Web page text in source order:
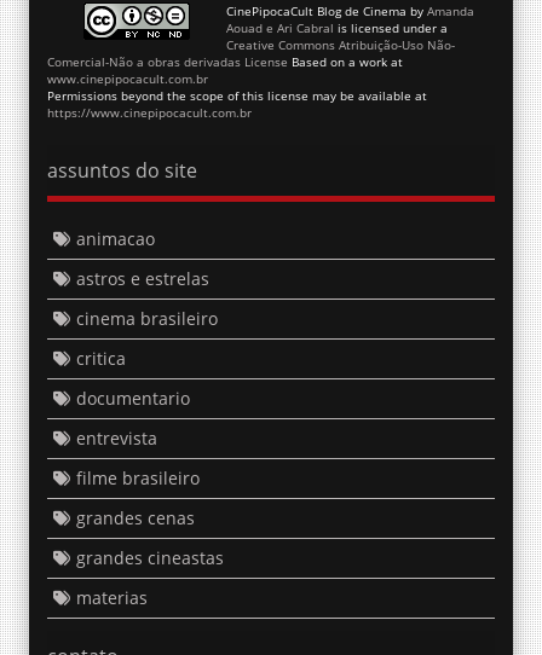
CinePipocaCult Blog de Cinema by Amanda
Aouad e Ari Cabral is licensed under a
Creative Commons Atribuição-Uso Não-
Comercial-Não a obras derivadas License Based on a work at
www.cinepipocacult.com.br
Permissions beyond the scope of this license may be available at
https://www.cinepipocacult.com.br
assuntos do site
animacao
astros e estrelas
cinema brasileiro
critica
documentario
entrevista
filme brasileiro
grandes cenas
grandes cineastas
materias